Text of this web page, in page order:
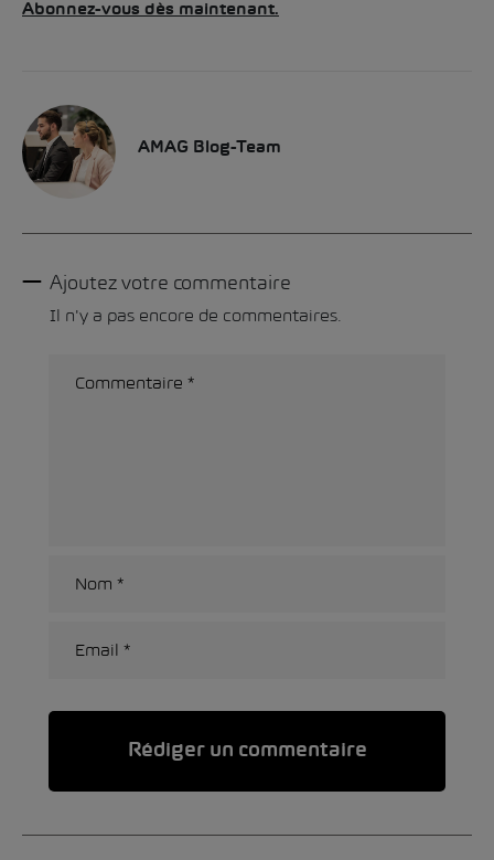
Abonnez-vous dès maintenant.
AMAG Blog-Team
Ajoutez votre commentaire
Il n'y a pas encore de commentaires.